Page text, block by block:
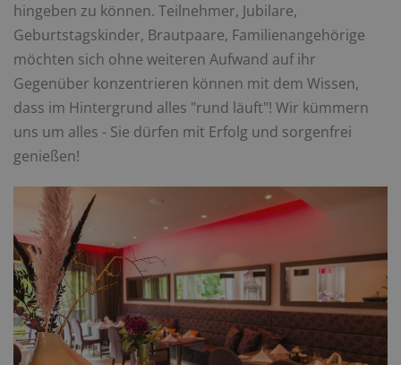
hingeben zu können. Teilnehmer, Jubilare,
Geburtstagskinder, Brautpaare, Familienangehörige
möchten sich ohne weiteren Aufwand auf ihr
Gegenüber konzentrieren können mit dem Wissen,
dass im Hintergrund alles "rund läuft"! Wir kümmern
uns um alles - Sie dürfen mit Erfolg und sorgenfrei
genießen!